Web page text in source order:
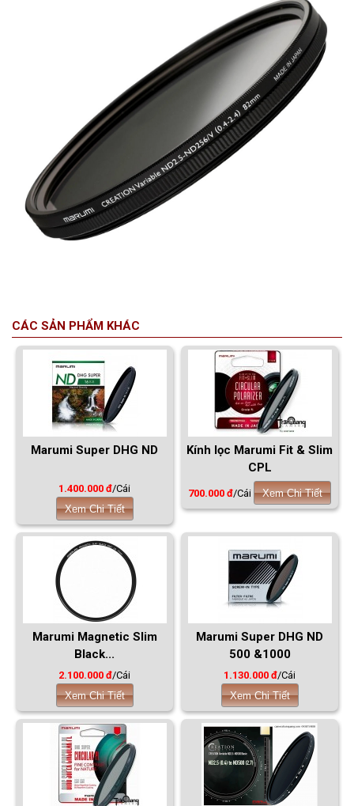
CÁC SẢN PHẨM KHÁC
Marumi Super DHG ND
1.400.000 đ/Cái
Xem Chi Tiết
Kính lọc Marumi Fit & Slim
CPL
700.000 đ/Cái Xem Chi Tiết
Marumi Magnetic Slim
Black...
2.100.000 đ/Cái
Xem Chi Tiết
Marumi Super DHG ND
500 &1000
1.130.000 đ/Cái
Xem Chi Tiết